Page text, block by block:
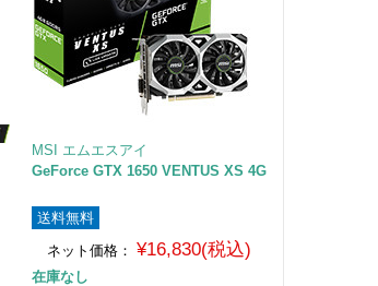
MSI エムエスアイ
GeForce GTX 1650 VENTUS XS 4G
送料無料
ネット価格： ¥16,830(税込)
在庫なし